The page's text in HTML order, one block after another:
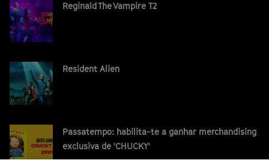
Reginald The Vampire T2
Resident Alien
Passatempo: habilita-te a ganhar merchandising
exclusiva de 'CHUCKY'